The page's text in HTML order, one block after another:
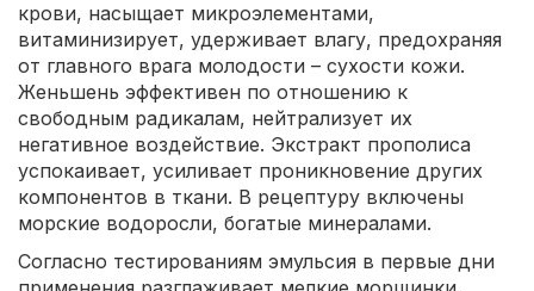
крови, насыщает микроэлементами,
витаминизирует, удерживает влагу, предохраняя
от главного врага молодости – сухости кожи.
Женьшень эффективен по отношению к
свободным радикалам, нейтрализует их
негативное воздействие. Экстракт прополиса
успокаивает, усиливает проникновение других
компонентов в ткани. В рецептуру включены
морские водоросли, богатые минералами.
Согласно тестированиям эмульсия в первые дни